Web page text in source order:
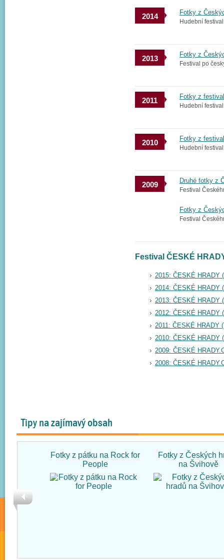
2014 Fotky z
Hudební
2013 Fotky z
Festival po
2011 Fotky z
Hudební
2010 Fotky z
Hudební
2009 Druhé fotky z
Festival
Fotky z
Festival
Festival ČESKÉ
2015: ČESKÉ HRADY
2014: ČESKÉ HRADY
2013: ČESKÉ HRADY
2012: ČESKÉ HRADY
2011: ČESKÉ HRADY
2010: ČESKÉ HRADY
2009: ČESKÉ
2008: ČESKÉ
Tipy na zajímavý obsah
Fotky z pátku na Rock for
People
Fotky z Českých
na Švihově